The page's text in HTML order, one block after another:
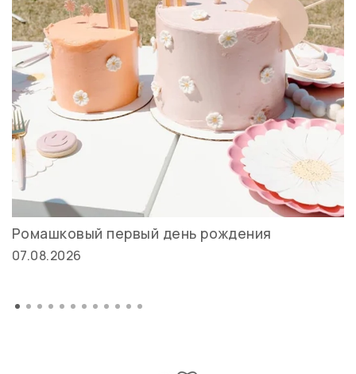
Ромашковый первый день рождения
07.08.2026